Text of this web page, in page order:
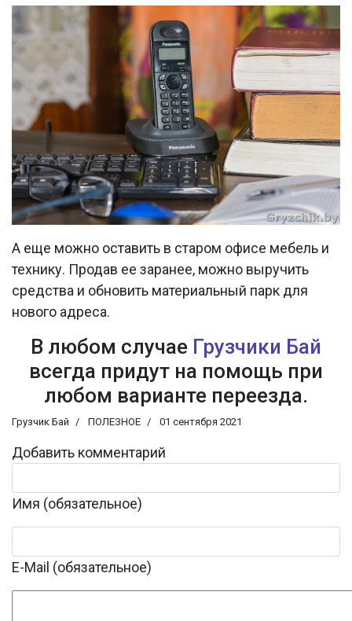
А еще можно оставить в старом офисе мебель и
технику. Продав ее заранее, можно выручить
средства и обновить материальный парк для
нового адреса.
В любом случае Грузчики Бай
всегда придут на помощь при
любом варианте переезда.
Грузчик Бай ПОЛЕЗНОЕ 01 сентября 2021
Добавить комментарий
Имя (обязательное)
E-Mail (обязательное)